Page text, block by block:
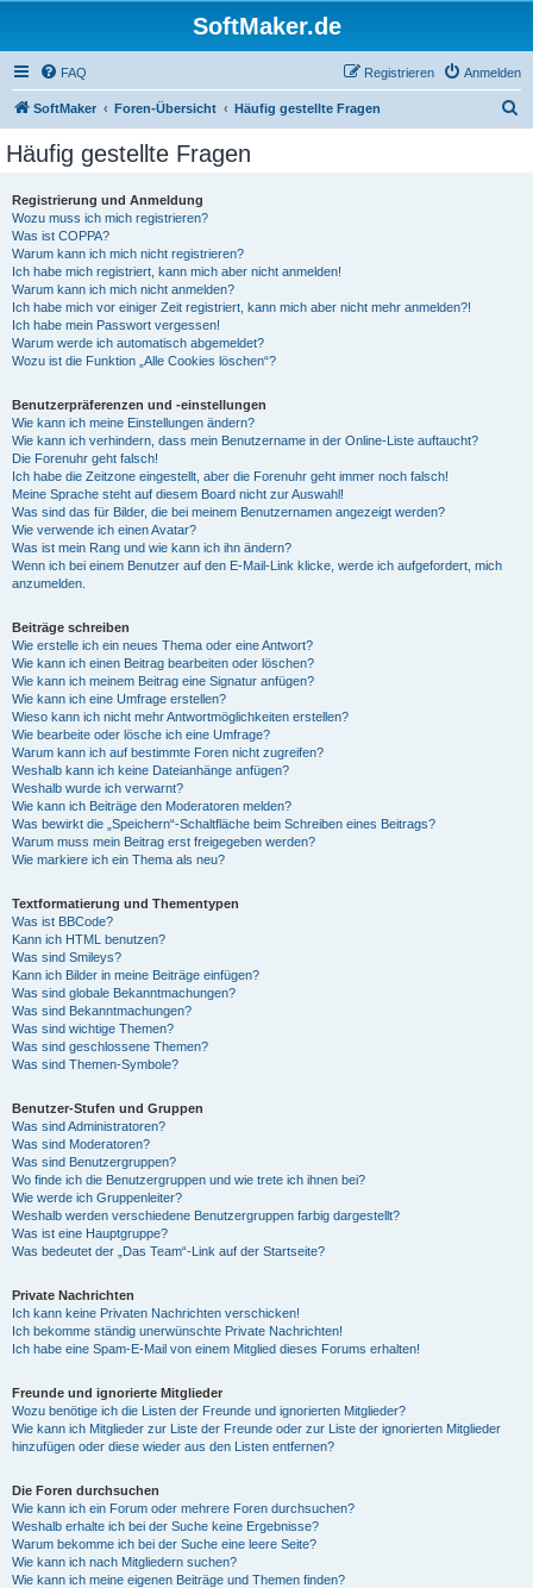
SoftMaker.de
FAQ Anmelden
Registrieren
SoftMaker Foren-Übersicht Häufig gestellte Fragen
Häufig gestellte Fragen
Registrierung und Anmeldung
Wozu muss ich mich registrieren?
Was ist COPPA?
Warum kann ich mich nicht registrieren?
Ich habe mich registriert, kann mich aber nicht anmelden!
Warum kann ich mich nicht anmelden?
Ich habe mich vor einiger Zeit registriert, kann mich aber nicht mehr anmelden?!
Ich habe mein Passwort vergessen!
Warum werde ich automatisch abgemeldet?
Wozu ist die Funktion „Alle Cookies löschen“?
Benutzerpräferenzen und -einstellungen
Wie kann ich meine Einstellungen ändern?
Wie kann ich verhindern, dass mein Benutzername in der Online-Liste auftaucht?
Die Forenuhr geht falsch!
Ich habe die Zeitzone eingestellt, aber die Forenuhr geht immer noch falsch!
Meine Sprache steht auf diesem Board nicht zur Auswahl!
Was sind das für Bilder, die bei meinem Benutzernamen angezeigt werden?
Wie verwende ich einen Avatar?
Was ist mein Rang und wie kann ich ihn ändern?
Wenn ich bei einem Benutzer auf den E-Mail-Link klicke, werde ich aufgefordert, mich
anzumelden.
Beiträge schreiben
Wie erstelle ich ein neues Thema oder eine Antwort?
Wie kann ich einen Beitrag bearbeiten oder löschen?
Wie kann ich meinem Beitrag eine Signatur anfügen?
Wie kann ich eine Umfrage erstellen?
Wieso kann ich nicht mehr Antwortmöglichkeiten erstellen?
Wie bearbeite oder lösche ich eine Umfrage?
Warum kann ich auf bestimmte Foren nicht zugreifen?
Weshalb kann ich keine Dateianhänge anfügen?
Weshalb wurde ich verwarnt?
Wie kann ich Beiträge den Moderatoren melden?
Was bewirkt die „Speichern“-Schaltfläche beim Schreiben eines Beitrags?
Warum muss mein Beitrag erst freigegeben werden?
Wie markiere ich ein Thema als neu?
Textformatierung und Thementypen
Was ist BBCode?
Kann ich HTML benutzen?
Was sind Smileys?
Kann ich Bilder in meine Beiträge einfügen?
Was sind globale Bekanntmachungen?
Was sind Bekanntmachungen?
Was sind wichtige Themen?
Was sind geschlossene Themen?
Was sind Themen-Symbole?
Benutzer-Stufen und Gruppen
Was sind Administratoren?
Was sind Moderatoren?
Was sind Benutzergruppen?
Wo finde ich die Benutzergruppen und wie trete ich ihnen bei?
Wie werde ich Gruppenleiter?
Weshalb werden verschiedene Benutzergruppen farbig dargestellt?
Was ist eine Hauptgruppe?
Was bedeutet der „Das Team“-Link auf der Startseite?
Private Nachrichten
Ich kann keine Privaten Nachrichten verschicken!
Ich bekomme ständig unerwünschte Private Nachrichten!
Ich habe eine Spam-E-Mail von einem Mitglied dieses Forums erhalten!
Freunde und ignorierte Mitglieder
Wozu benötige ich die Listen der Freunde und ignorierten Mitglieder?
Wie kann ich Mitglieder zur Liste der Freunde oder zur Liste der ignorierten Mitglieder
hinzufügen oder diese wieder aus den Listen entfernen?
Die Foren durchsuchen
Wie kann ich ein Forum oder mehrere Foren durchsuchen?
Weshalb erhalte ich bei der Suche keine Ergebnisse?
Warum bekomme ich bei der Suche eine leere Seite?
Wie kann ich nach Mitgliedern suchen?
Wie kann ich meine eigenen Beiträge und Themen finden?